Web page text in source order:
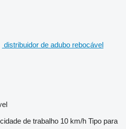
distribuidor de adubo rebocável
de trabalho 10 km/h Tipo para